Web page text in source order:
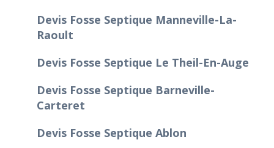
Devis Fosse Septique Manneville-La-
Raoult
Devis Fosse Septique Le Theil-En-Auge
Devis Fosse Septique Barneville-
Carteret
Devis Fosse Septique Ablon